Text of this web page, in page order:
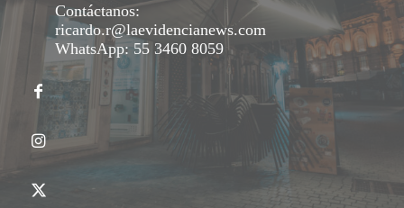
Contáctanos:
ricardo.r@laevidencianews.com
WhatsApp: 55 3460 8059